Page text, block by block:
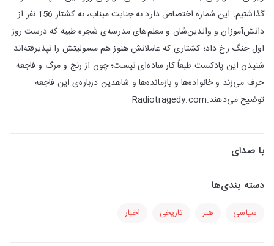
گذاشتیم. این شماره اختصاص دارد به جنایت میناب، به کشتار 156 نفر از
دانش‌آموزان و والدین‌شان و معلم‌های مدرسه‌ی شجره طیبه که درست روز
اول جنگ رخ داد؛ کشتاری که عاملانش هنوز هم مسولیتش را نپذیرفته‌اند.
شنیدن این پادکست طبعاً کار ساده‌ای نیست؛ چون از رنج و مرگ و فاجعه
حرف می‌زند و خانواده‌ها و بازمانده‌ها و شاهدین درباره‌‌‌ی این فاجعه
توضیح می‌دهند.Radiotragedy.com
با صدای
دسته بندی‌ها
سیاسی هنر تاریخی اخبار